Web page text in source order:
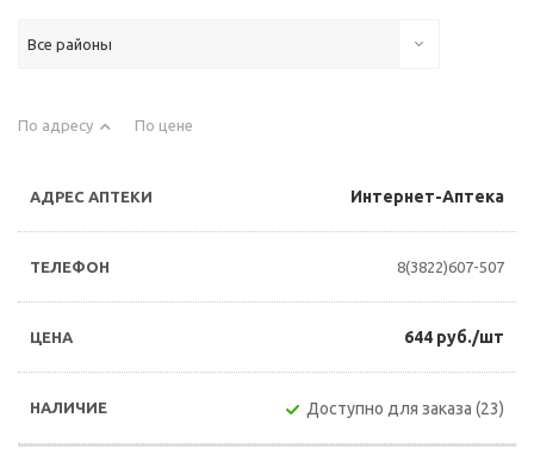
Все районы
По адресу По цене
Интернет-Аптека
8(3822)607-507
644 руб./шт
Доступно для заказа (23)